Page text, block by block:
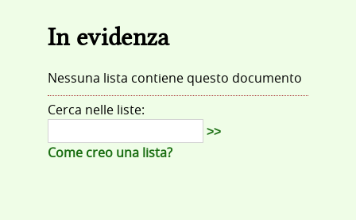
In evidenza
Nessuna lista contiene questo documento
Cerca nelle liste:
>>
Come creo una lista?